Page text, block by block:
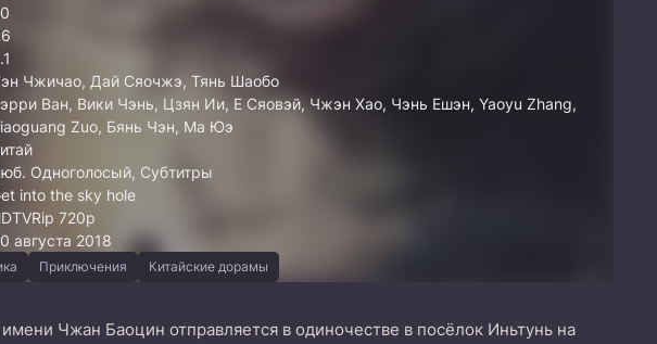
Чжичао, Дай Сяочжэ, Тянь Шаобо
Ван, Вики Чэнь, Цзян Ии, Е Сяовэй, Чжэн Хао, Чэнь Ешэн, Yaoyu Zhang,
Zuo, Бянь Чэн, Ма Юэ
Одноголосый, Субтитры
into the sky hole
720p
августа 2018
Приключения Китайские дорамы
Чжан Баоцин отправляется в одиночестве в посёлок Иньтунь на